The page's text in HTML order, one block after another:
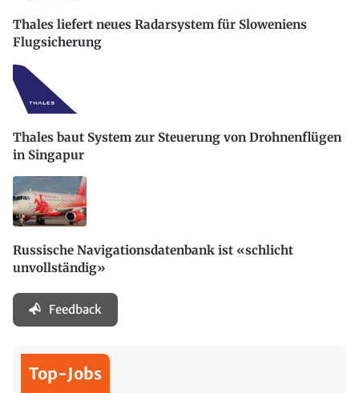
Thales liefert neues Radarsystem für Sloweniens
Flugsicherung
Thales baut System zur Steuerung von Drohnenflügen
in Singapur
Russische Navigationsdatenbank ist «schlicht
unvollständig»
Feedback
Top-Jobs